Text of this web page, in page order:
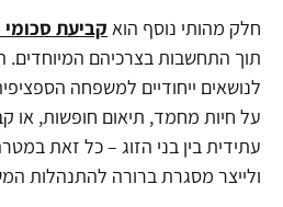
חלק מהותי נוסף הוא קביעת סכומי
תוך התחשבות בצרכיהם המיוחדים.
לנושאים ייחודיים למשפחה
על חיות מחמד, תיאום חופשות, או
עתידית בין בני הזוג – כל זאת
ולייצר מסגרת ברורה להתנהלות